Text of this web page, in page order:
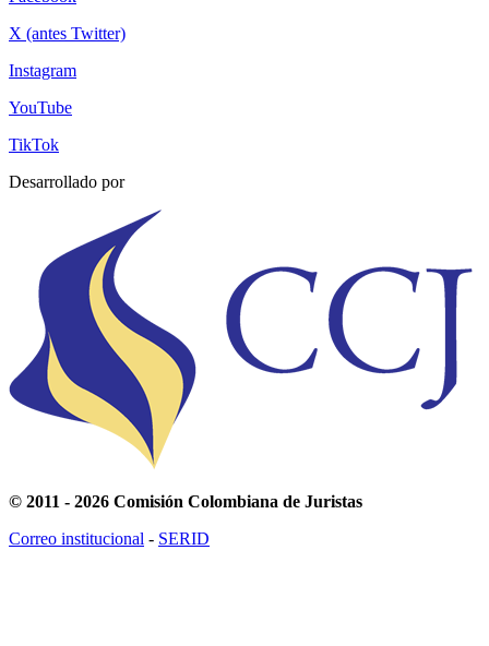
X (antes Twitter)
Instagram
YouTube
TikTok
Desarrollado por
© 2011 - 2026 Comisión Colombiana de Juristas
Correo institucional - SERID